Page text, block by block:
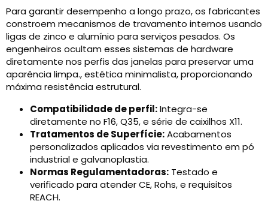
Para garantir desempenho a longo prazo, os fabricantes
constroem mecanismos de travamento internos usando
ligas de zinco e alumínio para serviços pesados. Os
engenheiros ocultam esses sistemas de hardware
diretamente nos perfis das janelas para preservar uma
aparência limpa., estética minimalista, proporcionando
máxima resistência estrutural.
Compatibilidade de perfil:Integra-se
diretamente no F16, Q35, e série de caixilhos X11.
Tratamentos de Superfície:Acabamentos
personalizados aplicados via revestimento em pó
industrial e galvanoplastia.
Normas Regulamentadoras: Testado e
verificado para atender CE, Rohs, e requisitos
REACH.